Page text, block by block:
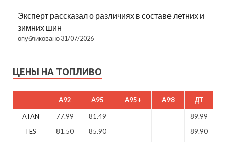
Эксперт рассказал о различиях в составе летних и
зимних шин
опубликовано 31/07/2026
ЦЕНЫ НА ТОПЛИВО
A92 A95 A95+ A98 ДТ
ATAN 77.99 81.49
89.99
TES
81.50 85.90
89.90